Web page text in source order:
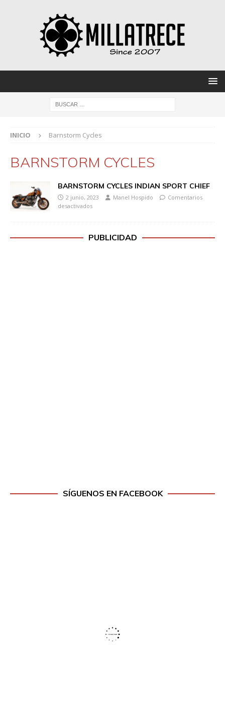
INICIO Barnstorm Cycles
BARNSTORM CYCLES
BARNSTORM CYCLES INDIAN SPORT CHIEF
2 junio, 2023 Manel Hospido
Comentarios
desactivados
PUBLICIDAD
SÍGUENOS EN FACEBOOK